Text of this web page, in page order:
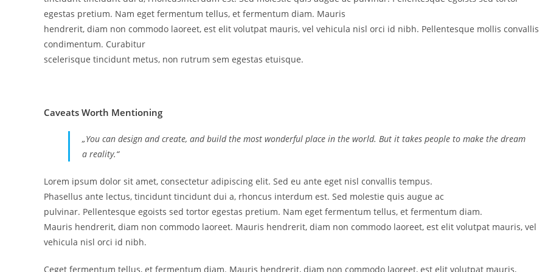
egestas pretium. Nam eget fermentum tellus, et fermentum diam. Mauris
hendrerit, diam non commodo laoreet, est elit volutpat mauris, vel vehicula nisl orci id nibh. Pellentesque mollis convallis
condimentum. Curabitur
scelerisque tincidunt metus, non rutrum sem egestas etuisque.
Caveats Worth Mentioning
„You can design and create, and build the most wonderful place in the world. But it takes people to make the dream
a reality.“
Lorem ipsum dolor sit amet, consectetur adipiscing elit. Sed eu ante eget nisl convallis tempus.
Phasellus ante lectus, tincidunt tincidunt dui a, rhoncus interdum est. Sed molestie quis augue ac
pulvinar. Pellentesque egoists sed tortor egestas pretium. Nam eget fermentum tellus, et fermentum diam.
Mauris hendrerit, diam non commodo laoreet. Mauris hendrerit, diam non commodo laoreet, est elit volutpat mauris, vel
vehicula nisl orci id nibh.
Ceget fermentum tellus, et fermentum diam. Mauris hendrerit, diam non commodo laoreet, est elit volutpat mauris,